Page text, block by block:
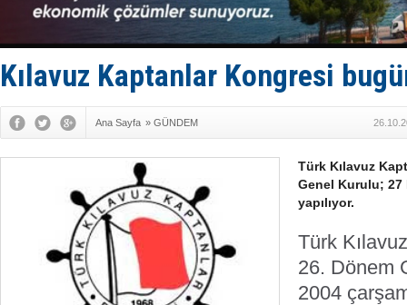
Derince,
Tüpraş,
İTU AUV,
PROYAD,
Kılavuz Kaptanlar Kongresi
Ana Sayfa » GÜNDEM
Türk Kılavuz
Genel Kurulu; 27
yapılıyor.
Türk
26. Dönem
2004